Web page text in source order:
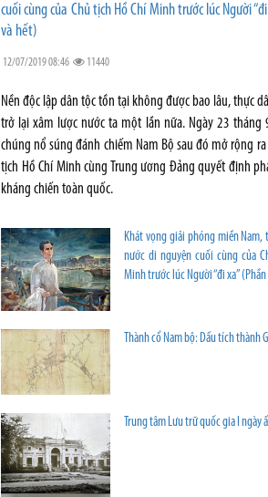
cuối cùng của Chủ tịch Hồ Chí Minh trước lúc Người
và hết)
12/07/2019 08:46 11440
Nền độc lập dân tộc tồn tại không được bao lâu, thực
trở lại xâm lược nước ta một lần nữa. Ngày 23 tháng
chúng nổ súng đánh chiếm Nam Bộ sau đó mở rộng ra
tịch Hồ Chí Minh cùng Trung ương Đảng quyết định
kháng chiến toàn quốc.
Khát vọng giải phóng miền
nước di nguyện cuối cùng của
Minh trước lúc Người “đi xa” (Phần
Thành cổ Nam bộ: Dấu tích thành
Trung tâm Lưu trữ quốc gia I ngày